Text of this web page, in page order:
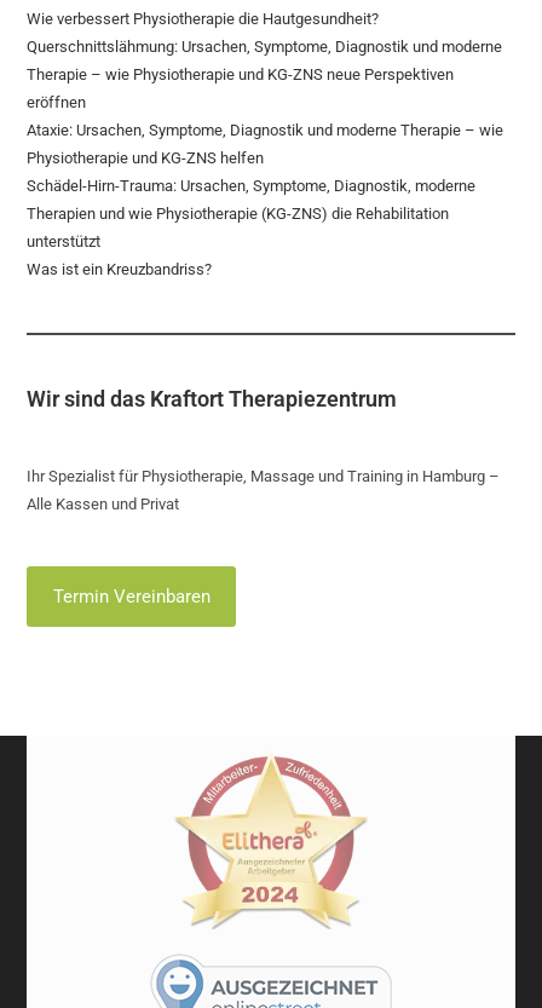
Wie verbessert Physiotherapie die Hautgesundheit?
Querschnittslähmung: Ursachen, Symptome, Diagnostik und moderne
Therapie – wie Physiotherapie und KG-ZNS neue Perspektiven
eröffnen
Ataxie: Ursachen, Symptome, Diagnostik und moderne Therapie – wie
Physiotherapie und KG-ZNS helfen
Schädel-Hirn-Trauma: Ursachen, Symptome, Diagnostik, moderne
Therapien und wie Physiotherapie (KG-ZNS) die Rehabilitation
unterstützt
Was ist ein Kreuzbandriss?
Wir sind das Kraftort Therapiezentrum
Ihr Spezialist für Physiotherapie, Massage und Training in Hamburg –
Alle Kassen und Privat
Termin Vereinbaren